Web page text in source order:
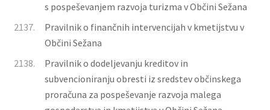
s pospeševanjem razvoja turizma v Občini Sežana
2137.
Pravilnik o finančnih intervencijah v kmetijstvu v
Občini Sežana
2138.
Pravilnik o dodeljevanju kreditov in
subvencioniranju obresti iz sredstev občinskega
proračuna za pospeševanje razvoja malega